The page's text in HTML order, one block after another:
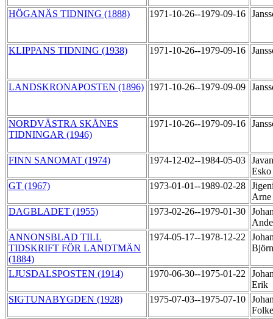
HÖGANÄS TIDNING (1888) 1971-10-26--1979-09-16
KLIPPANS TIDNING (1938) 1971-10-26--1979-09-16
LANDSKRONAPOSTEN (1896) 1971-10-26--1979-09-09
NORDVÄSTRA SKÅNES
TIDNINGAR (1946)
1971-10-26--1979-09-16
FINN SANOMAT (1974) 1974-12-02--1984-05-03
Esko
GT (1967)
1973-01-01--1989-02-28
Arne
DAGBLADET (1955)
1973-02-26--1979-01-30
ANNONSBLAD TILL
TIDSKRIFT FÖR LANDTMÄN
(1884)
1974-05-17--1978-12-22
LJUSDALSPOSTEN (1914) 1970-06-30--1975-01-22
Erik
SIGTUNABYGDEN (1928)
1975-07-03--1975-07-10